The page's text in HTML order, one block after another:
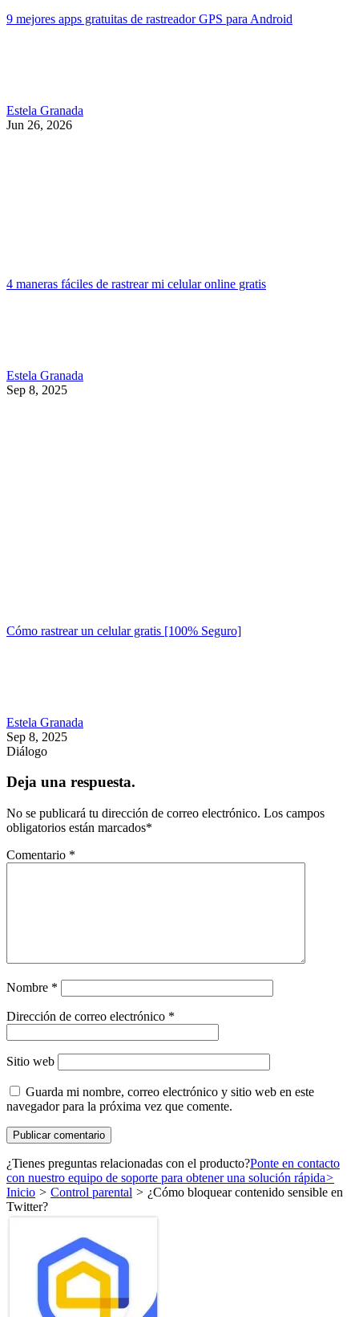
9 mejores apps gratuitas de rastreador GPS para Android
Estela Granada
Jun 26, 2026
4 maneras fáciles de rastrear mi celular online gratis
Estela Granada
Sep 8, 2025
Cómo rastrear un celular gratis [100% Seguro]
Estela Granada
Sep 8, 2025
Diálogo
Deja una respuesta.
No se publicará tu dirección de correo electrónico. Los campos
obligatorios están marcados*
Comentario *
Nombre *
Dirección de correo electrónico *
Sitio web
Guarda mi nombre, correo electrónico y sitio web en este
navegador para la próxima vez que comente.
¿Tienes preguntas relacionadas con el producto?Ponte en contacto
con nuestro equipo de soporte para obtener una solución rápida>
Inicio > Control parental > ¿Cómo bloquear contenido sensible en
Twitter?